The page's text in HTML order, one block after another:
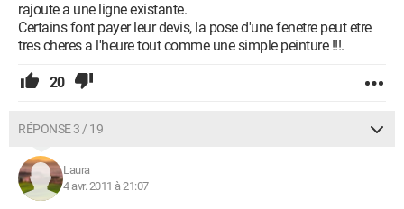
rajoute a une ligne existante.
Certains font payer leur devis, la pose d'une fenetre peut etre
tres cheres a l'heure tout comme une simple peinture !!!.
20
RÉPONSE 3 / 19
Laura
4 avr. 2011 à 21:07